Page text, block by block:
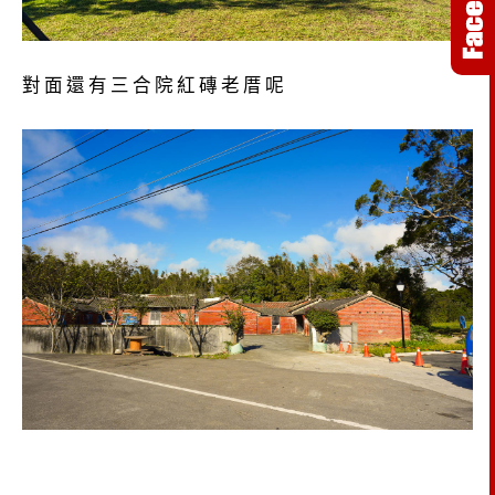
對面還有三合院紅磚老厝呢